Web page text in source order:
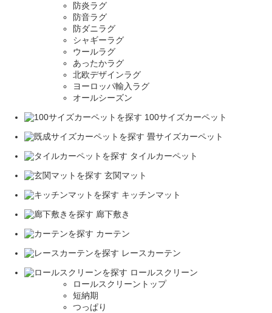
防炎ラグ
防音ラグ
防ダニラグ
シャギーラグ
ウールラグ
あったかラグ
北欧デザインラグ
ヨーロッパ輸入ラグ
オールシーズン
100サイズカーペット
畳サイズカーペット
タイルカーペット
玄関マット
キッチンマット
廊下敷き
カーテン
レースカーテン
ロールスクリーン
ロールスクリーントップ
短納期
つっぱり